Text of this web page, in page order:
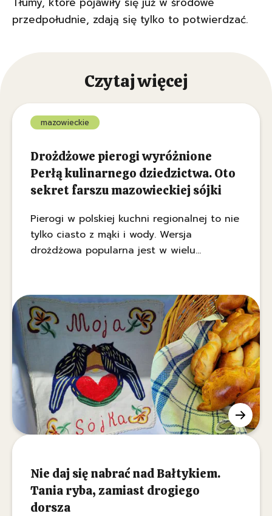
przedpołudnie, zdają się tylko to potwierdzać.
Czytaj więcej
mazowieckie
Drożdżowe pierogi wyróżnione
Perłą kulinarnego dziedzictwa. Oto
sekret farszu mazowieckiej sójki
Pierogi w polskiej kuchni regionalnej to nie
tylko ciasto z mąki i wody. Wersja
drożdżowa popularna jest w wielu
wytrawnym nadzieniem. Jej wyjątkowy smak
i historię poznałam na festiwalu folkloru w
Cegłowie pod Mińskiem Mazowieckim.
Nie daj się nabrać nad Bałtykiem.
Tania ryba, zamiast drogiego
dorsza